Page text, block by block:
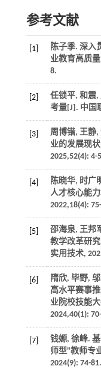
参考文献
[1]
陈子季. 深入
业教育高质
8.
[2]
任锁平, 和震,
考量[J]. 中国
[3] 周博锴, 王静,
业的发展现
2025,52(4): 4-
[4]
陈晓华, 时广
人才核心能
2022,18(4):
[5]
邵海泉, 王邦
教学改革研
实用技术,
[6] 隋欣, 毕野,
高水平赛事
业院校技能
2024,40(1):
[7]
钱嫄, 徐峰.
师型"教师专
2024(9): 74-81.